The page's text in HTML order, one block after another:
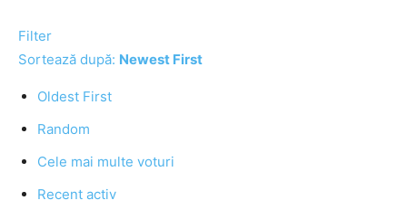
Filter
Sortează după: Newest First
Oldest First
Random
Cele mai multe voturi
Recent activ